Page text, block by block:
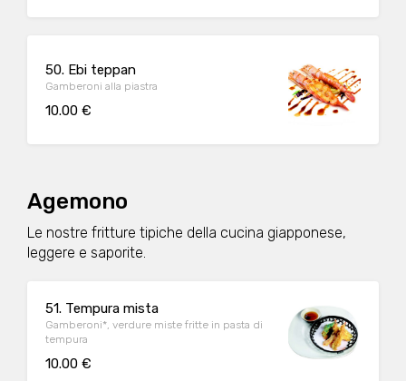
50. Ebi teppan
Gamberoni alla piastra
10.00 €
Agemono
Le nostre fritture tipiche della cucina giapponese,
leggere e saporite.
51. Tempura mista
Gamberoni*, verdure miste fritte in pasta di
tempura
10.00 €